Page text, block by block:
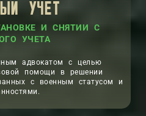
УЧЕТ
И СНЯТИИ С
УЧЕТА
адвокатом с целью
помощи в решении
с военным статусом и